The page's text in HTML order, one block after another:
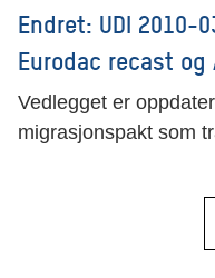
Endret: UDI 2010-
Eurodac recast og
Vedlegget er
migrasjonspakt som